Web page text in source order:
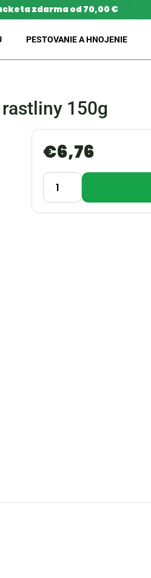
zdarma od 70,00 €
PESTOVANIE A HNOJENIE
150g
€6,76